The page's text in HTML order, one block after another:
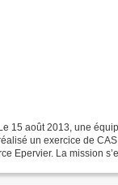
15 août 2013, une
un exercice de
Epervier. La mission